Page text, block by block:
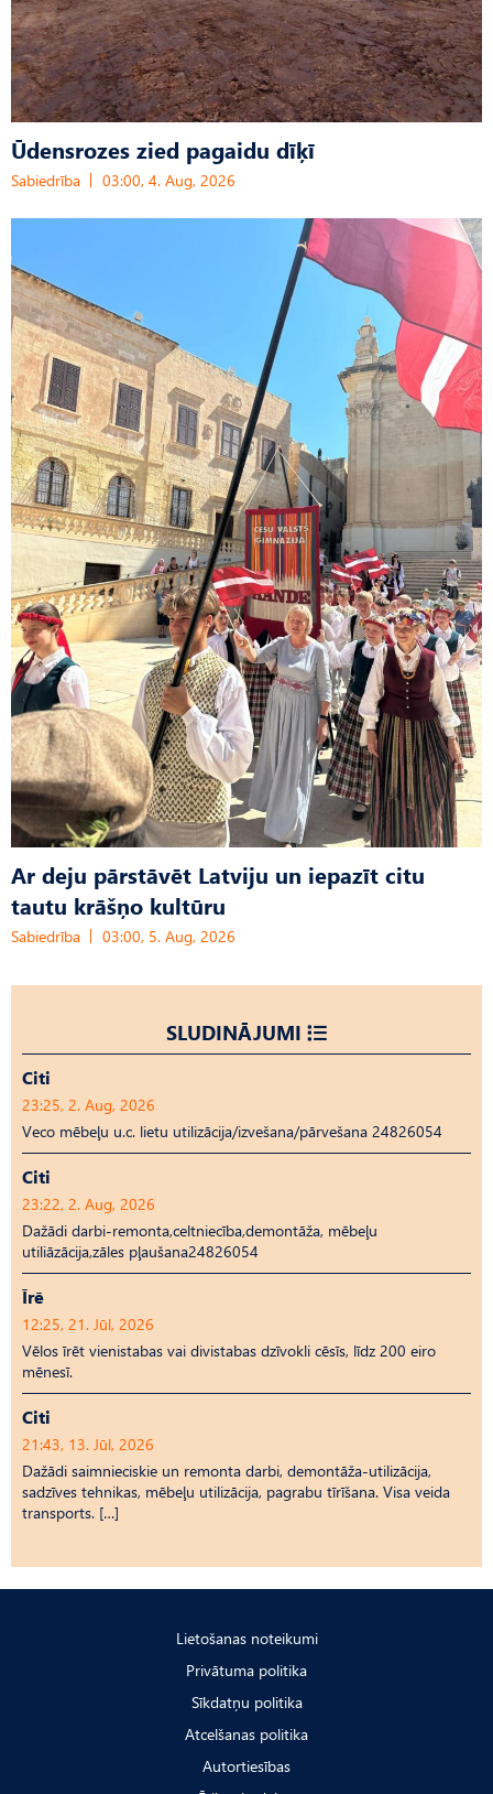
Ūdensrozes zied pagaidu dīķī
Sabiedrība 03:00, 4. Aug, 2026
Ar deju pārstāvēt Latviju un iepazīt citu
tautu krāšņo kultūru
Sabiedrība 03:00, 5. Aug, 2026
SLUDINĀJUMI
Citi
23:25, 2. Aug, 2026
Veco mēbeļu u.c. lietu utilizācija/izvešana/pārvešana 24826054
Citi
23:22, 2. Aug, 2026
Dažādi darbi-remonta,celtniecība,demontāža, mēbeļu
utiliāzācija,zāles pļaušana24826054
Īrē
12:25, 21. Jūl, 2026
Vēlos īrēt vienistabas vai divistabas dzīvokli cēsīs, līdz 200 eiro
mēnesī.
Citi
21:43, 13. Jūl, 2026
Dažādi saimnieciskie un remonta darbi, demontāža-utilizācija,
sadzīves tehnikas, mēbeļu utilizācija, pagrabu tīrīšana. Visa veida
transports. […]
Lietošanas noteikumi
Privātuma politika
Sīkdatņu politika
Atcelšanas politika
Autortiesības